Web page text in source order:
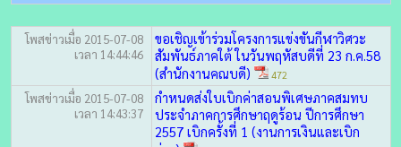
โพสข่าวเมื่อ 2015-07-08
เวลา 14:44:46
ขอเชิญเข้าร่วมโครงการแข่งขันกีฬาวิศวะ
สัมพันธ์ภาคใต้ ในวันพฤหัสบดีที่ 23 ก.ค.58
(สำนักงานคณบดี)
472
โพสข่าวเมื่อ 2015-07-08
เวลา 14:43:37
กำหนดส่งใบเบิกค่าสอนพิเศษภาคสมทบ
ประจำภาคการศึกษาฤดูร้อน ปีการศึกษา
2557 เบิกครั้งที่ 1 (งานการเงินและเบิก